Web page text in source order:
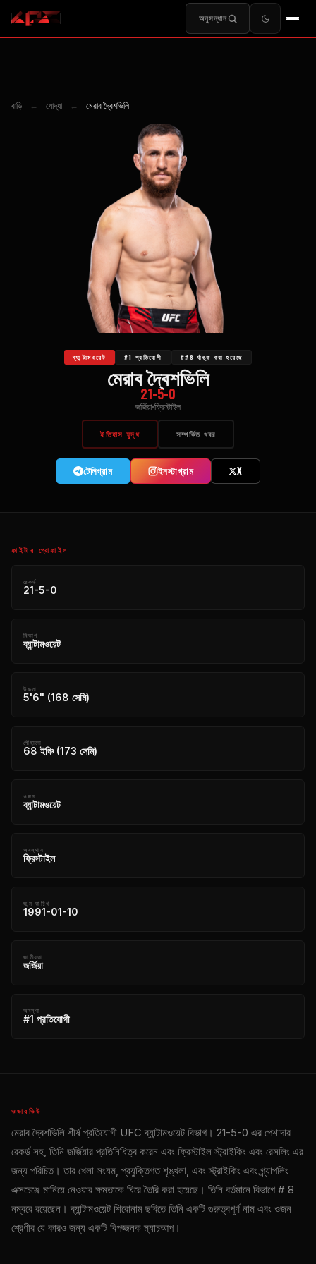
অনুসন্ধান
বাড়ি ← যোদ্ধা ← মেরাব দ্বৈশভিলি
ব্যান্টামওয়েট #1 প্রতিযোগী ##8 র্যাঙ্ক করা হয়েছে
মেরাব দ্বৈশভিলি
21-5-0
জর্জিয়া ফ্রিস্টাইল
ইতিহাস যুদ্ধ সম্পর্কিত খবর
টেলিগ্রাম ইনস্টাগ্রাম X
ফাইটার প্রোফাইল
রেকর্ড
21-5-0
বিভাগ
ব্যান্টামওয়েট
উচ্চতা
5'6" (168 সেমি)
পৌঁছানো
68 ইঞ্চি (173 সেমি)
ওজন
ব্যান্টামওয়েট
অবস্থান
ফ্রিস্টাইল
জন্ম তারিখ
1991-01-10
জাতীয়তা
জর্জিয়া
অবস্থা
#1 প্রতিযোগী
ওভারভিউ
মেরাব দ্বৈশভিলি শীর্ষ প্রতিযোগী UFC ব্যান্টামওয়েট বিভাগ। 21-5-0 এর পেশাদার
রেকর্ড সহ, তিনি জর্জিয়ার প্রতিনিধিত্ব করেন এবং ফ্রিস্টাইল স্ট্রাইকিং এবং রেসলিং এর
জন্য পরিচিত। তার খেলা সংযম, প্রযুক্তিগত শৃঙ্খলা, এবং স্ট্রাইকিং এবং গ্র্যাপলিং
এক্সচেঞ্জে মানিয়ে নেওয়ার ক্ষমতাকে ঘিরে তৈরি করা হয়েছে। তিনি বর্তমানে বিভাগে # 8
নম্বরে রয়েছেন। ব্যান্টামওয়েট শিরোনাম ছবিতে তিনি একটি গুরুত্বপূর্ণ নাম এবং ওজন
শ্রেণীর যে কারও জন্য একটি বিপজ্জনক ম্যাচআপ।